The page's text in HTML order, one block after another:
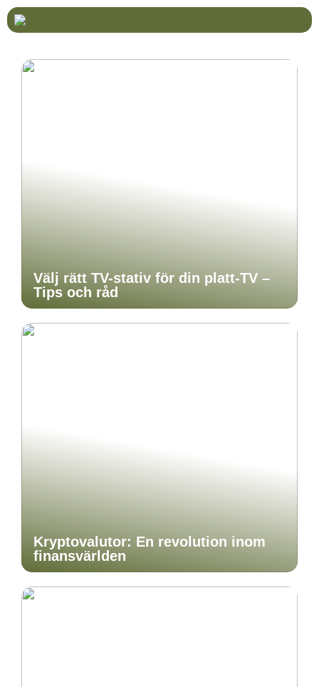
Välj rätt TV-stativ för din platt-TV –
Tips och råd
Kryptovalutor: En revolution inom
finansvärlden